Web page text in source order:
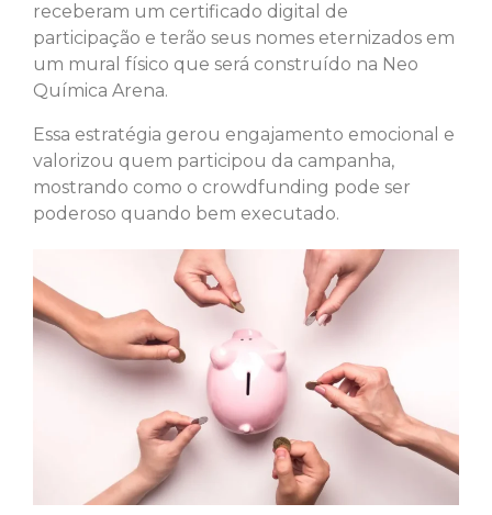
receberam um certificado digital de
participação e terão seus nomes eternizados em
um mural físico que será construído na Neo
Química Arena.
Essa estratégia gerou engajamento emocional e
valorizou quem participou da campanha,
mostrando como o crowdfunding pode ser
poderoso quando bem executado.